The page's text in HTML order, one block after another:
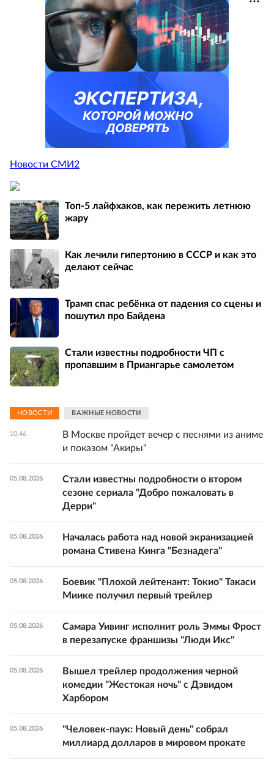
Новости СМИ2
Топ-5 лайфхаков, как пережить летнюю
жару
Как лечили гипертонию в СССР и как это
делают сейчас
Трамп спас ребёнка от падения со сцены и
пошутил про Байдена
Стали известны подробности ЧП с
пропавшим в Приангарье самолетом
НОВОСТИ ВАЖНЫЕ НОВОСТИ
10:46
В Москве пройдет вечер с песнями из аниме
и показом "Акиры"
05.08.2026
Стали известны подробности о втором
сезоне сериала "Добро пожаловать в
Дерри"
05.08.2026
Началась работа над новой экранизацией
романа Стивена Кинга "Безнадега"
05.08.2026
Боевик "Плохой лейтенант: Токио" Такаси
Миике получил первый трейлер
05.08.2026
Самара Уивинг исполнит роль Эммы Фрост
в перезапуске франшизы "Люди Икс"
05.08.2026
Вышел трейлер продолжения черной
комедии "Жестокая ночь" с Дэвидом
Харбором
05.08.2026
"Человек-паук: Новый день" собрал
миллиард долларов в мировом прокате